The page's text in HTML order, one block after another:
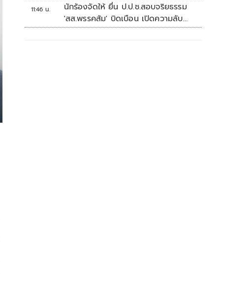
11:46 น.
นักร้องจัดให้ ยื่น ป.ป.ช.สอบจริยธรรม
'สส.พรรคส้ม' บิดเบือน เปิดความลับ
'บังเกอร์ทหาร'